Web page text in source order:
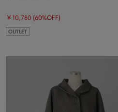
￥10,780 (60%OFF)
OUTLET